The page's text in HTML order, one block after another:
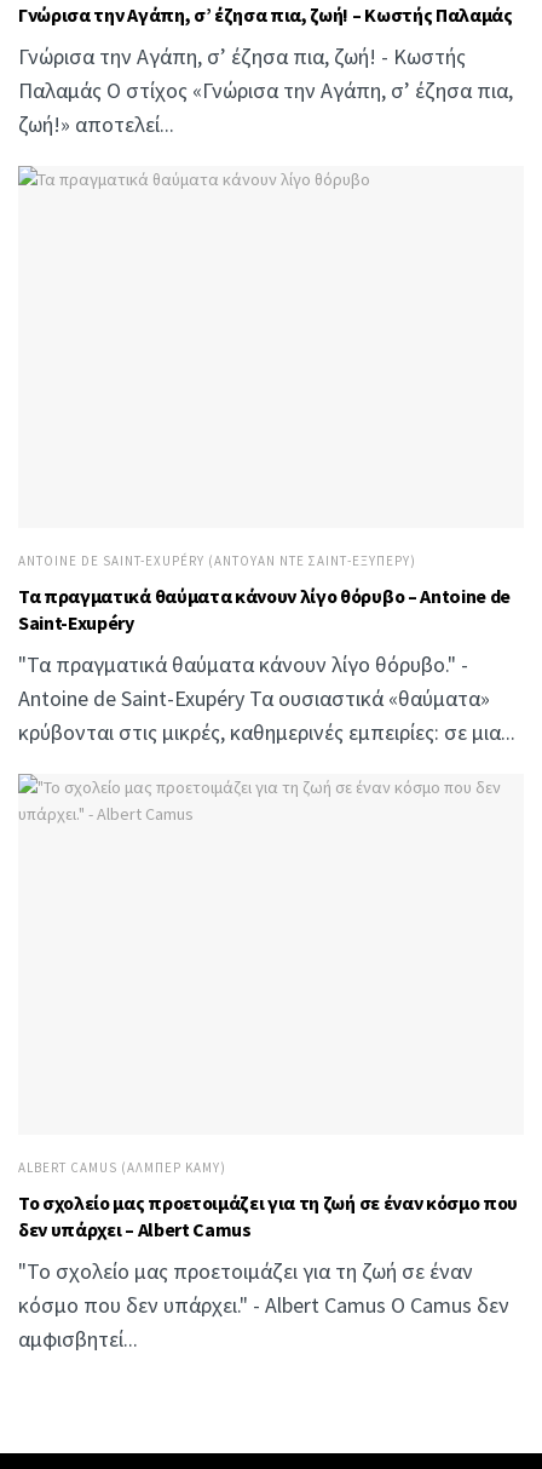
Γνώρισα την Αγάπη, σ’ έζησα πια, ζωή! – Κωστής Παλαμάς
Γνώρισα την Αγάπη, σ’ έζησα πια, ζωή! - Κωστής
Παλαμάς Ο στίχος «Γνώρισα την Αγάπη, σ’ έζησα πια,
ζωή!» αποτελεί...
ANTOINE DE SAINT-EXUPÉRY (ΑΝΤΟΥΆΝ ΝΤΕ ΣΑΙΝΤ-ΕΞΥΠΕΡΎ)
Τα πραγματικά θαύματα κάνουν λίγο θόρυβο – Antoine de
Saint-Exupéry
"Τα πραγματικά θαύματα κάνουν λίγο θόρυβο." -
Antoine de Saint-Exupéry Τα ουσιαστικά «θαύματα»
κρύβονται στις μικρές, καθημερινές εμπειρίες: σε μια...
ALBERT CAMUS (ΑΛΜΠΈΡ ΚΑΜΎ)
Το σχολείο μας προετοιμάζει για τη ζωή σε έναν κόσμο που
δεν υπάρχει – Albert Camus
"Το σχολείο μας προετοιμάζει για τη ζωή σε έναν
κόσμο που δεν υπάρχει." - Albert Camus Ο Camus δεν
αμφισβητεί...